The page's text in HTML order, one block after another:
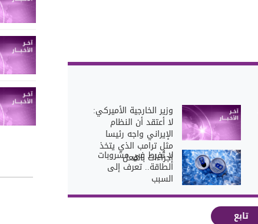
وزير الخارجية الأميركي:
لا أعتقد أن النظام
الإيراني واجه رئيسا
مثل ترامب الذي يتخذ
إجراءات بالفعل
لا تُفرط في مشروبات
الطاقة.. تعرف إلى
السبب
تابع